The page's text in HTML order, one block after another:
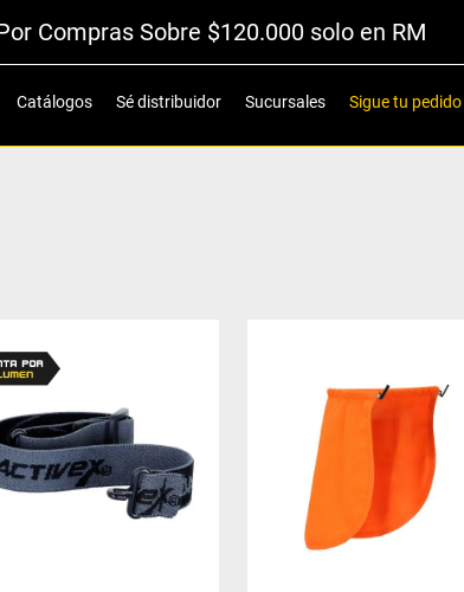
Compras Sobre $120.000 solo en RM
Catálogos Sé distribuidor Sucursales Sigue tu pedido